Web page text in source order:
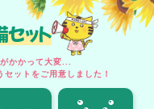
ット
かかって大変...
ットをご用意しました！